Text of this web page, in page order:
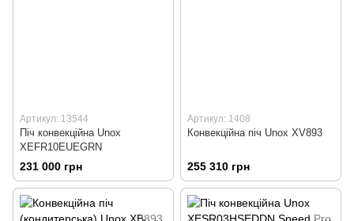
Артикул: 13544
Піч конвекційна Unox
XEFR10EUEGRN
231 000 грн
Артикул: 1408
Конвекційна піч Unox XV893
255 310 грн